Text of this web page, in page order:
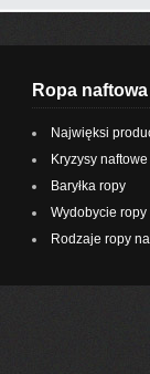
Ropa naftowa
Najwięksi
Kryzysy naftowe
Baryłka ropy
Wydobycie
Rodzaje ropy